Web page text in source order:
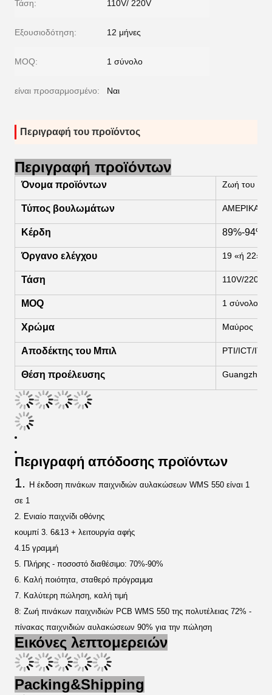
Τάση: 110V/ 220V
Εξουσιοδότηση: 12 μήνες
MOQ: 1 σύνολο
είναι προσαρμοσμένο: Ναι
Περιγραφή του προϊόντος
Περιγραφή προϊόντων
Όνομα προϊόντων Ζωή του
Τύπος βουλωμάτων
Κέρδη 89%-94%
Όργανο ελέγχου 19 «ή 22»
Τάση 110V/220V
MOQ 1 σύνολο
Χρώμα Μαύρος
Αποδέκτης του Μπιλ PTI/ICT/ITL
Θέση προέλευσης Guangzhou,
Περιγραφή απόδοσης προϊόντων
1. Η έκδοση πινάκων παιχνιδιών αυλακώσεων WMS 550 είναι 1
σε 1
2. Ενιαίο παιχνίδι οθόνης
κουμπί 3. 6&13 + λειτουργία αφής
4.15 γραμμή
5. Πλήρης - ποσοστό διαθέσιμο: 70%-90%
6. Καλή ποιότητα, σταθερό πρόγραμμα
7. Καλύτερη πώληση, καλή τιμή
8: Ζωή πινάκων παιχνιδιών PCB WMS 550 της πολυτέλειας 72% -
πίνακας παιχνιδιών αυλακώσεων 90% για την πώληση
Εικόνες λεπτομερειών
Packing&Shipping